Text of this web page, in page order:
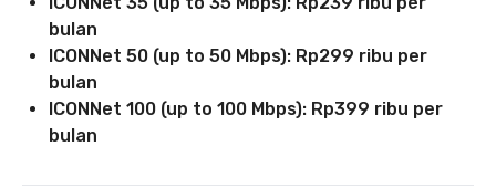
bulan
ICONNet 50 (up to 50 Mbps): Rp299 ribu per
bulan
ICONNet 100 (up to 100 Mbps): Rp399 ribu per
bulan